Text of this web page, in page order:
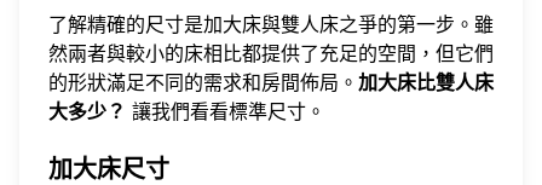
了解精確的尺寸是加大床與雙人床之爭的第一步。雖
然兩者與較小的床相比都提供了充足的空間，但它們
的形狀滿足不同的需求和房間佈局。 加大床比雙人床
大多少？ 讓我們看看標準尺寸。
加大床尺寸